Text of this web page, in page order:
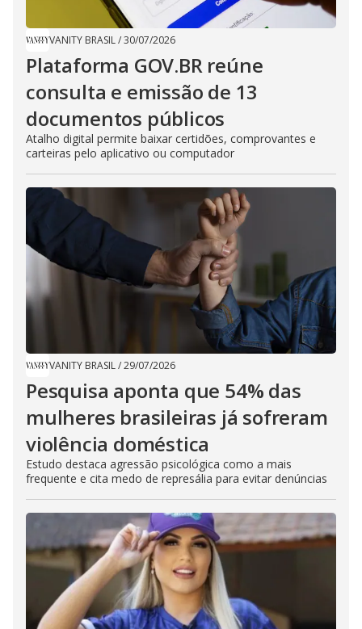
VANITY BRASIL/30/07/2026
Plataforma GOV.BR reúne
consulta e emissão de 13
documentos públicos
Atalho digital permite baixar certidões, comprovantes e
carteiras pelo aplicativo ou computador
VANITY BRASIL/29/07/2026
Pesquisa aponta que 54% das
mulheres brasileiras já sofreram
violência doméstica
Estudo destaca agressão psicológica como a mais
frequente e cita medo de represália para evitar denúncias